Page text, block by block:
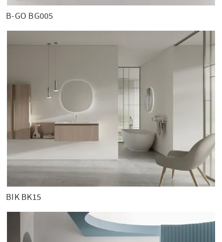
B-GO BG005
BIK BK15